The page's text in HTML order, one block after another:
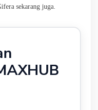
sekarang juga.